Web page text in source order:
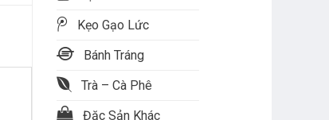
Kẹo Gạo Lức
Bánh Tráng
Trà – Cà Phê
Đặc Sản Khác